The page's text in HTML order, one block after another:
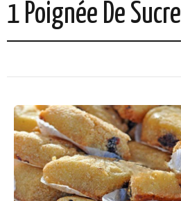
1 Poignée De Sucre